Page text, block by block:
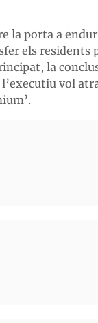
la porta a
els residents
la
vol